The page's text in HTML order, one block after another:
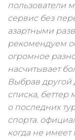
пользователи
сервис без
азартными
рекомендуем
огромное
насчитывает
Выбрав другой
списка,
о последних
спорта.
когда не